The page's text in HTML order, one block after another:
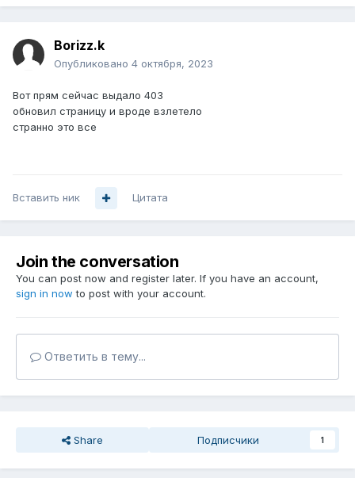
Borizz.k
Опубликовано 4 октября, 2023
Вот прям сейчас выдало 403
обновил страницу и вроде взлетело
странно это все
Вставить ник Цитата
Join the conversation
You can post now and register later. If you have an account,
sign in now to post with your account.
Ответить в тему...
Share Подписчики 1